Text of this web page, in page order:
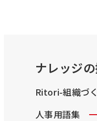
ナレッジ
Ritori-組織づ
人事用語集